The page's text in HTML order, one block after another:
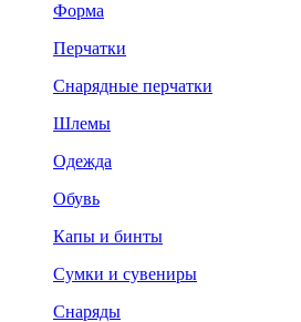
Форма
Перчатки
Снарядные перчатки
Шлемы
Одежда
Обувь
Капы и бинты
Сумки и сувениры
Снаряды